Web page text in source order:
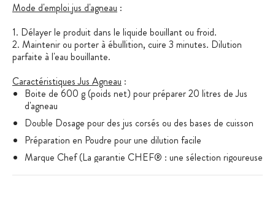
Mode d'emploi jus d'agneau :
1. Délayer le produit dans le liquide bouillant ou froid.
2. Maintenir ou porter à ébullition, cuire 3 minutes. Dilution
parfaite à l'eau bouillante.
Caractéristiques Jus Agneau :
Boite de 600 g (poids net) pour préparer 20 litres de Jus
d'agneau
Double Dosage pour des jus corsés ou des bases de cuisson
Préparation en Poudre pour une dilution facile
Marque Chef (La garantie CHEF® : une sélection rigoureuse